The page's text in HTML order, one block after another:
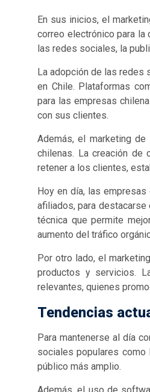
En sus inicios, el
correo electrónico para la
las redes sociales, la
La adopción de las
en Chile. Plataformas
para las empresas
con sus clientes.
Además, el marketing
chilenas. La creación de
retener a los clientes,
Hoy en día, las
afiliados, para destacarse
técnica que permite
aumento del tráfico
Por otro lado, el
productos y servicios.
relevantes, quienes
Tendencias
Para mantenerse al día
sociales populares como
público más amplio.